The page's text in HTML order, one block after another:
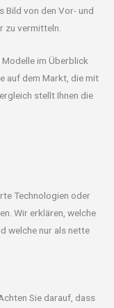
Bild von den Vor- und
zu vermitteln.
im Überblick
auf dem Markt, die mit
stellt Ihnen die
Technologien oder
Wir erklären, welche
welche nur als nette
Sie darauf, dass